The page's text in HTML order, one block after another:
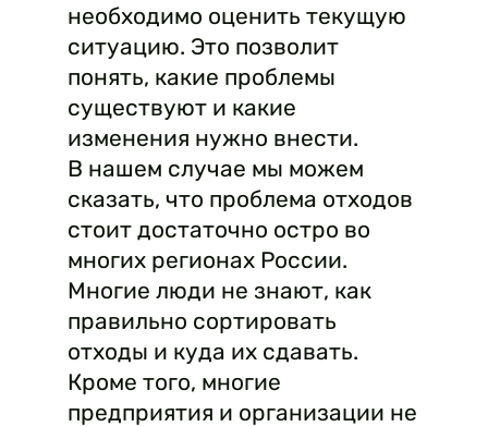
необходимо оценить текущую
ситуацию. Это позволит
понять, какие проблемы
существуют и какие
изменения нужно внести.
В нашем случае мы можем
сказать, что проблема отходов
стоит достаточно остро во
многих регионах России.
Многие люди не знают, как
правильно сортировать
отходы и куда их сдавать.
Кроме того, многие
предприятия и организации не